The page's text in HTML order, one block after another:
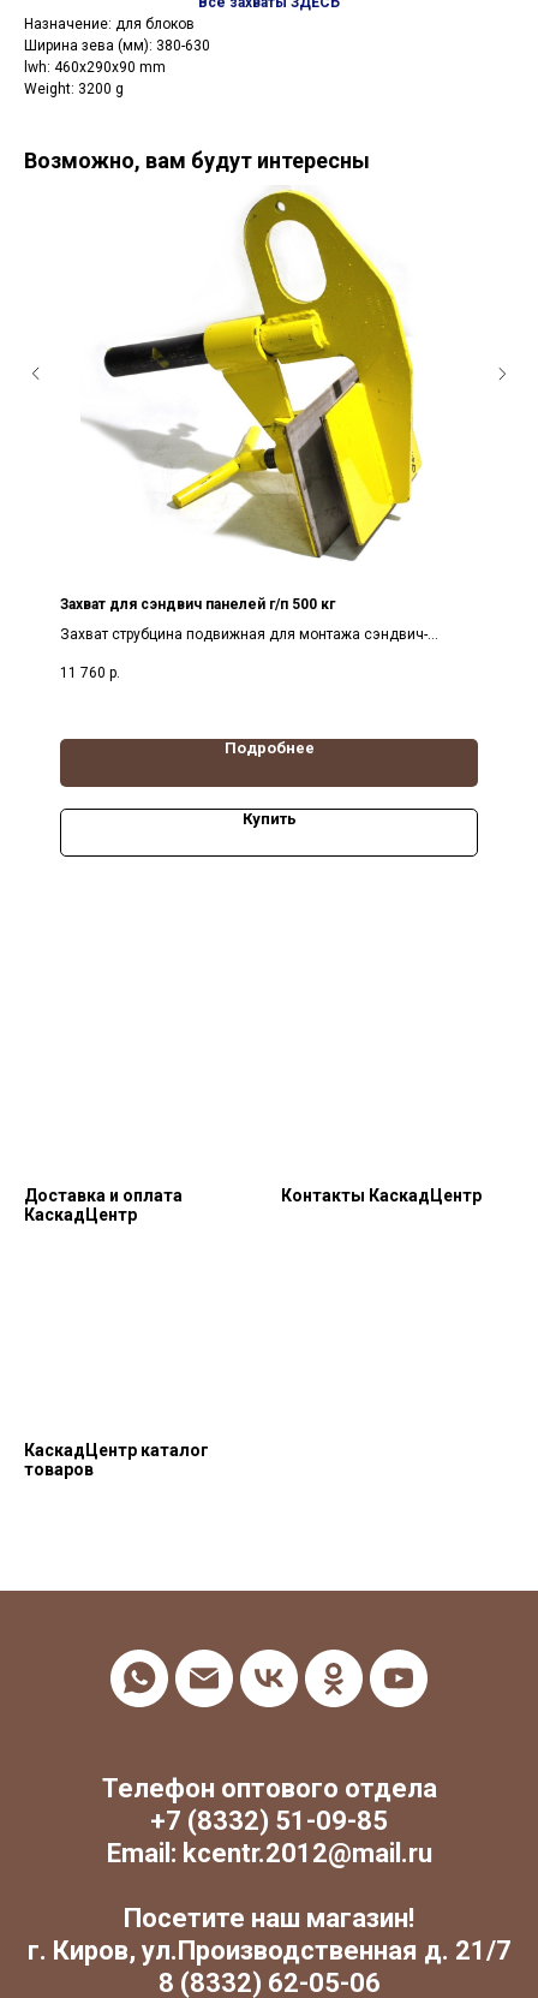
Назначение: для блоков
Ширина зева (мм): 380-630
lwh: 460x290x90 mm
Weight: 3200 g
Возможно, вам будут интересны
Захват для сэндвич панелей г/п 500 кг
Захват струбцина подвижная для монтажа сэндвич-
11 760 р.
Подробнее
Купить
Доставка и оплата
КаскадЦентр
Контакты КаскадЦентр
КаскадЦентр каталог
товаров
Телефон оптового отдела
+7 (8332) 51-09-85
Email: kcentr.2012@mail.ru
Посетите наш магазин!
г. Киров, ул.Производственная д. 21/7
8 (8332) 62-05-06